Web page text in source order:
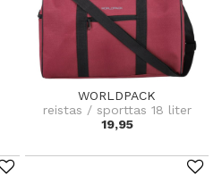
WORLDPACK
reistas / sporttas 18 liter
19,95